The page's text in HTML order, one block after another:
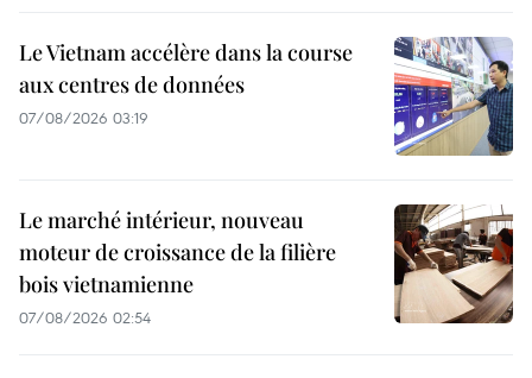
Le Vietnam accélère dans la course
aux centres de données
07/08/2026 03:19
Le marché intérieur, nouveau
moteur de croissance de la filière
bois vietnamienne
07/08/2026 02:54